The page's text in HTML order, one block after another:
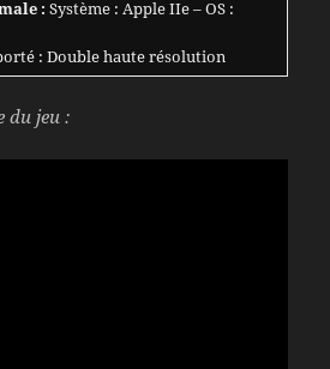
: Système : Apple IIe – OS :
: Double haute résolution
du jeu :